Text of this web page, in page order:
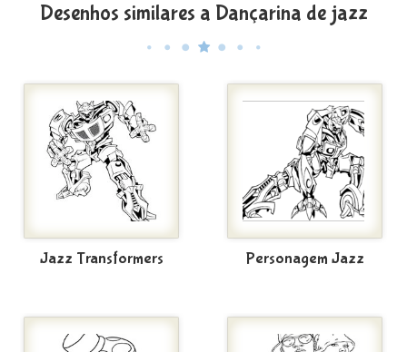
Desenhos similares a Dançarina de jazz
Jazz Transformers Personagem Jazz